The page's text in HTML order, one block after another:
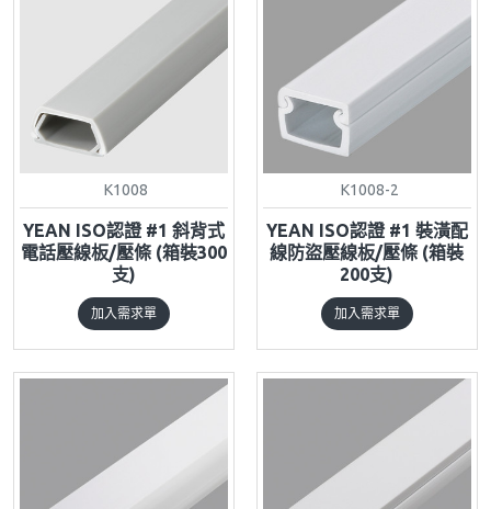
K1008
YEAN ISO認證 #1 斜背式
電話壓線板/壓條 (箱裝300
支)
加入需求單
K1008-2
YEAN ISO認證 #1 裝潢配
線防盜壓線板/壓條 (箱裝
200支)
加入需求單